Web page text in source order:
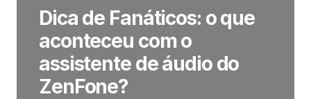
Dica de Fanáticos: o que
aconteceu com o
assistente de áudio do
ZenFone?